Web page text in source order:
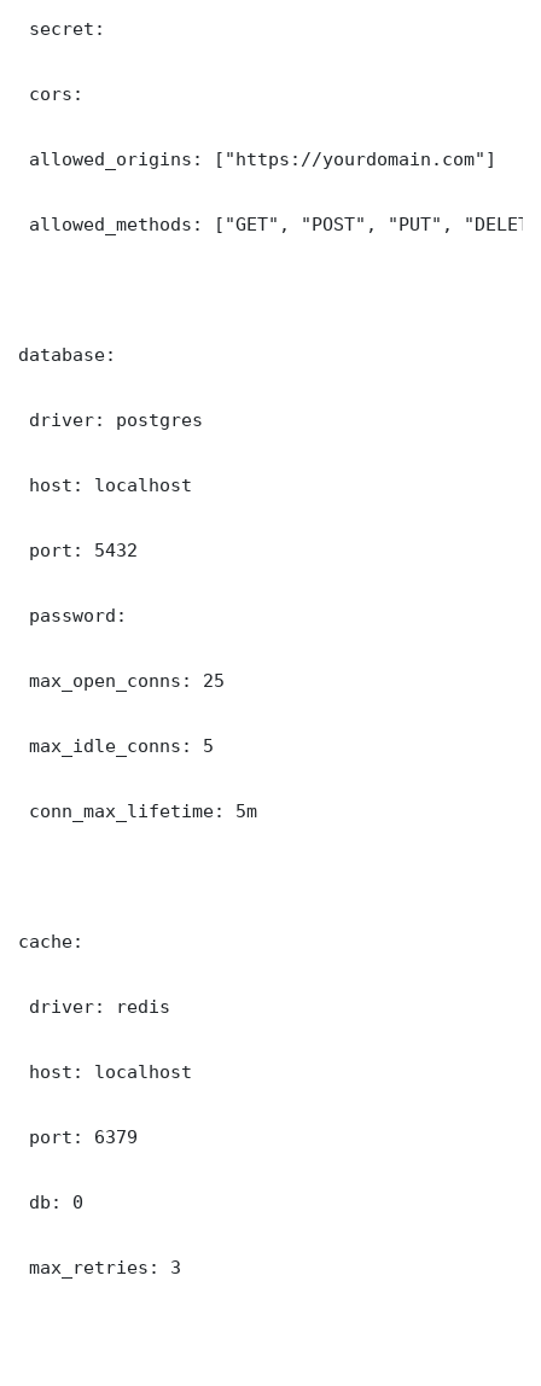
secret:
cors:
allowed_origins: ["https://yourdomain.com"]
allowed_methods: ["GET", "POST", "PUT",
database:
driver: postgres
host: localhost
port: 5432
password:
max_open_conns: 25
max_idle_conns: 5
conn_max_lifetime: 5m
cache:
driver: redis
host: localhost
port: 6379
db: 0
max_retries: 3